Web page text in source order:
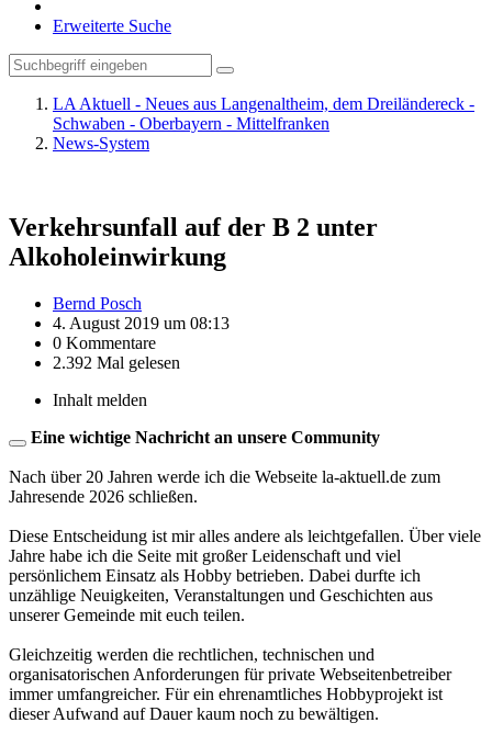
Erweiterte Suche
LA Aktuell - Neues aus Langenaltheim, dem Dreiländereck -
Schwaben - Oberbayern - Mittelfranken
News-System
Verkehrsunfall auf der B 2 unter
Alkoholeinwirkung
Bernd Posch
4. August 2019 um 08:13
0 Kommentare
2.392 Mal gelesen
Inhalt melden
Eine wichtige Nachricht an unsere Community
Nach über 20 Jahren werde ich die Webseite la-aktuell.de zum
Jahresende 2026 schließen.
Diese Entscheidung ist mir alles andere als leichtgefallen. Über viele
Jahre habe ich die Seite mit großer Leidenschaft und viel
persönlichem Einsatz als Hobby betrieben. Dabei durfte ich
unzählige Neuigkeiten, Veranstaltungen und Geschichten aus
unserer Gemeinde mit euch teilen.
Gleichzeitig werden die rechtlichen, technischen und
organisatorischen Anforderungen für private Webseitenbetreiber
immer umfangreicher. Für ein ehrenamtliches Hobbyprojekt ist
dieser Aufwand auf Dauer kaum noch zu bewältigen.